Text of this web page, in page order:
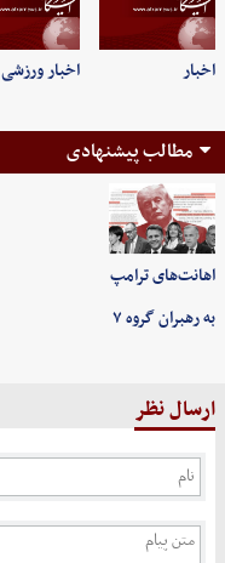
اخبار اخبار ورزشی
مطالب پیشنهادی
اهانت‌های ترامپ
به رهبران گروه ۷
ارسال نظر